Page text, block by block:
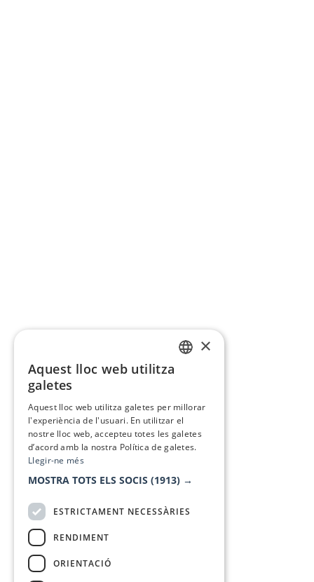
×
Aquest lloc web utilitza
galetes
Aquest lloc web utilitza galetes per millorar
l'experiència de l'usuari. En utilitzar el
nostre lloc web, accepteu totes les galetes
d’acord amb la nostra Política de galetes.
Llegir-ne més
MOSTRA TOTS ELS SOCIS (1913) →
ESTRICTAMENT NECESSÀRIES
RENDIMENT
ORIENTACIÓ